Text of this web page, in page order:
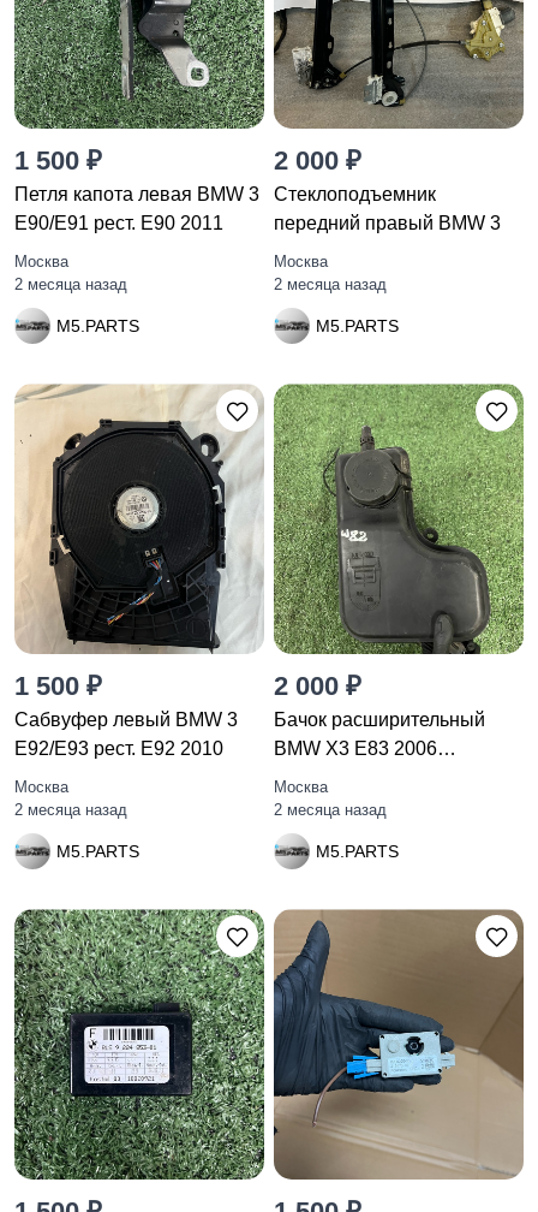
1 500 ₽
Петля капота левая BMW 3
E90/E91 рест. E90 2011
Москва
2 месяца назад
M5.PARTS
2 000 ₽
Стеклоподъемник
передний правый BMW 3
Москва
2 месяца назад
M5.PARTS
1 500 ₽
Сабвуфер левый BMW 3
E92/E93 рест. E92 2010
Москва
2 месяца назад
M5.PARTS
2 000 ₽
Бачок расширительный
BMW X3 E83 2006
17137800293
Москва
2 месяца назад
M5.PARTS